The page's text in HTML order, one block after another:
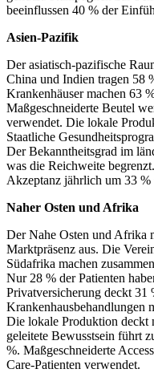
beeinflussen 40 % der
Asien-Pazifik
Der asiatisch-pazifische
China und Indien tragen 58
Krankenhäuser machen 63
Maßgeschneiderte Beutel
verwendet. Die lokale
Staatliche
Der Bekanntheitsgrad im
was die Reichweite
Akzeptanz jährlich um 33 %
Naher Osten und Afrika
Der Nahe Osten und Afrika
Marktpräsenz aus. Die
Südafrika machen
Nur 28 % der Patienten
Privatversicherung deckt 31
Krankenhausbehandlungen
Die lokale Produktion deckt
geleitete Bewusstsein führt
%. Maßgeschneiderte
Care-Patienten verwendet.